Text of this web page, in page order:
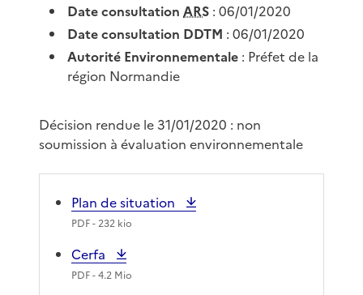
Date consultationARS : 06/01/2020
Date consultation DDTM : 06/01/2020
Autorité Environnementale : Préfet de la
région Normandie
Décision rendue le 31/01/2020 : non
soumission à évaluation environnementale
Plan de situation
PDF- 232 kio
Cerfa
PDF- 4.2 Mio